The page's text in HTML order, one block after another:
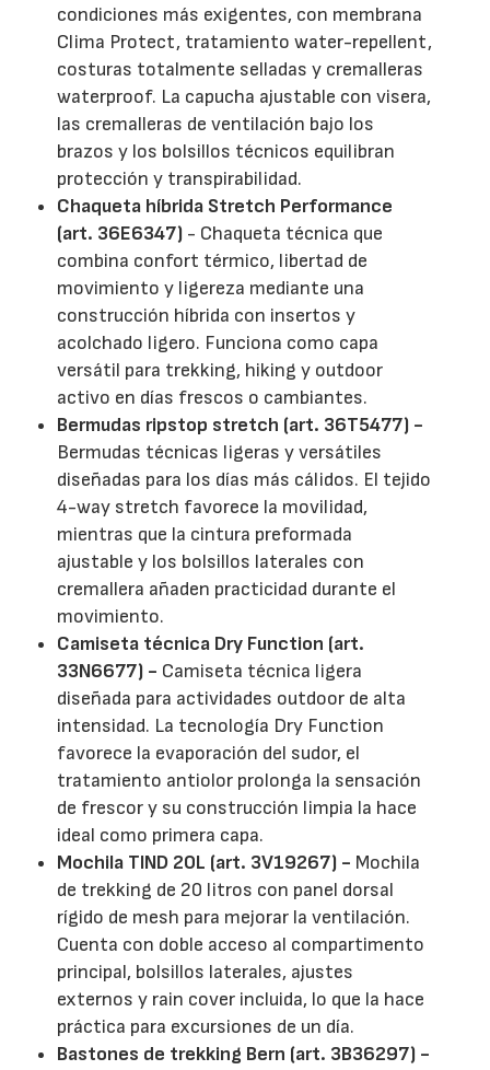
condiciones más exigentes, con membrana
Clima Protect, tratamiento water-repellent,
costuras totalmente selladas y cremalleras
waterproof. La capucha ajustable con visera,
las cremalleras de ventilación bajo los
brazos y los bolsillos técnicos equilibran
protección y transpirabilidad.
Chaqueta híbrida Stretch Performance
(art. 36E6347) - Chaqueta técnica que
combina confort térmico, libertad de
movimiento y ligereza mediante una
construcción híbrida con insertos y
acolchado ligero. Funciona como capa
versátil para trekking, hiking y outdoor
activo en días frescos o cambiantes.
Bermudas ripstop stretch (art. 36T5477) -
Bermudas técnicas ligeras y versátiles
diseñadas para los días más cálidos. El tejido
4-way stretch favorece la movilidad,
mientras que la cintura preformada
ajustable y los bolsillos laterales con
cremallera añaden practicidad durante el
movimiento.
Camiseta técnica Dry Function (art.
33N6677) - Camiseta técnica ligera
diseñada para actividades outdoor de alta
intensidad. La tecnología Dry Function
favorece la evaporación del sudor, el
tratamiento antiolor prolonga la sensación
de frescor y su construcción limpia la hace
ideal como primera capa.
Mochila TIND 20L (art. 3V19267) - Mochila
de trekking de 20 litros con panel dorsal
rígido de mesh para mejorar la ventilación.
Cuenta con doble acceso al compartimento
principal, bolsillos laterales, ajustes
externos y rain cover incluida, lo que la hace
práctica para excursiones de un día.
Bastones de trekking Bern (art. 3B36297) -